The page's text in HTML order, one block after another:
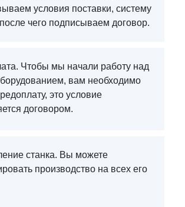
условия поставки, систему
чего подписываем договор.
Чтобы мы начали работу над
вам необходимо
это условие
договором.
станка. Вы можете
производство на всех его